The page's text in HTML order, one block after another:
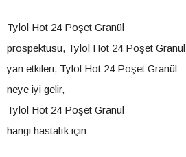
Tylol Hot 24 Poşet Granül
prospektüsü, Tylol Hot 24 Poşet Granül
yan etkileri, Tylol Hot 24 Poşet Granül
neye iyi gelir,
Tylol Hot 24 Poşet Granül
hangi hastalık için